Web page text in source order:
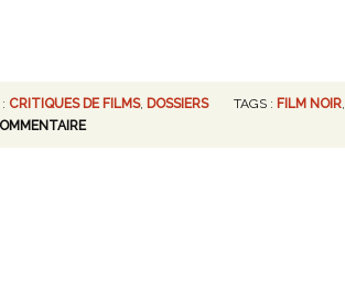
CRITIQUES DE FILMS, DOSSIERS TAGS : FILM NOIR,